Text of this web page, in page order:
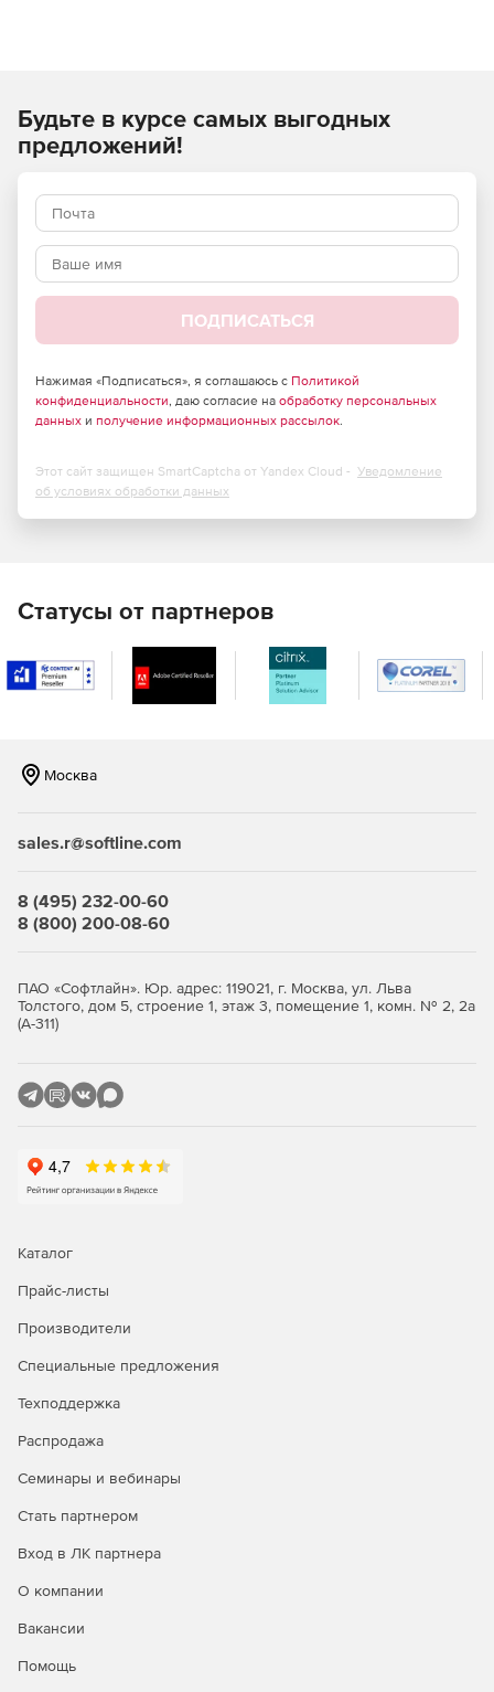
Высокая управляемость благодаря созданию
расписания для изменения конфигураций сетевых
устройств.
оповещения администраторов об изменениях в
сетевом оборудовании.
конфигурации при необходимости.
Резервное копирование конфигураций устройств.
резервирования конфигураций маршрутизаторов,
коммутаторов, межсетевых экранов и других
устройств сети.
позволяющее мгновенно отменять внесенные в них
изменения.
Выполнение изменений в пакетном режиме.
Возможность запускать множество одновременных
для генерации и просмотра отчетов по портам, MAC,
Поддержка оборудования разных производителей.
Автоматические уведомления об изменениях.
Оповещение администраторов при изменении
Сравнение конфигураций. Сопоставление
Будьте в курсе самых выгодных
предложений!
ПОДПИСАТЬСЯ
Нажимая «Подписаться», я соглашаюсь с Политикой
конфиденциальности, даю согласие на обработку персональных
данных и получение информационных рассылок.
Этот сайт защищен SmartCaptcha от Yandex Cloud - Уведомление
об условиях обработки данных
Статусы от партнеров
Москва
sales.r@softline.com
8 (495) 232-00-60
8 (800) 200-08-60
ПАО «Софтлайн». Юр. адрес: 119021, г. Москва, ул. Льва
Толстого, дом 5, строение 1, этаж 3, помещение 1, комн. № 2, 2а
(А-311)
Каталог
Прайс-листы
Производители
Специальные предложения
Техподдержка
Распродажа
Семинары и вебинары
Стать партнером
Вход в ЛК партнера
О компании
Вакансии
Помощь